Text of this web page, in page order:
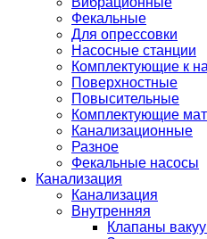
Фекальные
Для опрессовки
Насосные станции
Комплектующие к
Поверхностные
Повысительные
Комплектующие
Канализационные
Разное
Фекальные насосы
Канализация
Канализация
Внутренняя
Клапаны